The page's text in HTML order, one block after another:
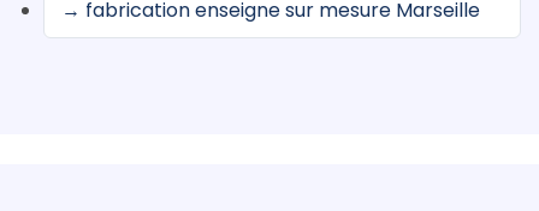
→ fabrication enseigne sur mesure Marseille